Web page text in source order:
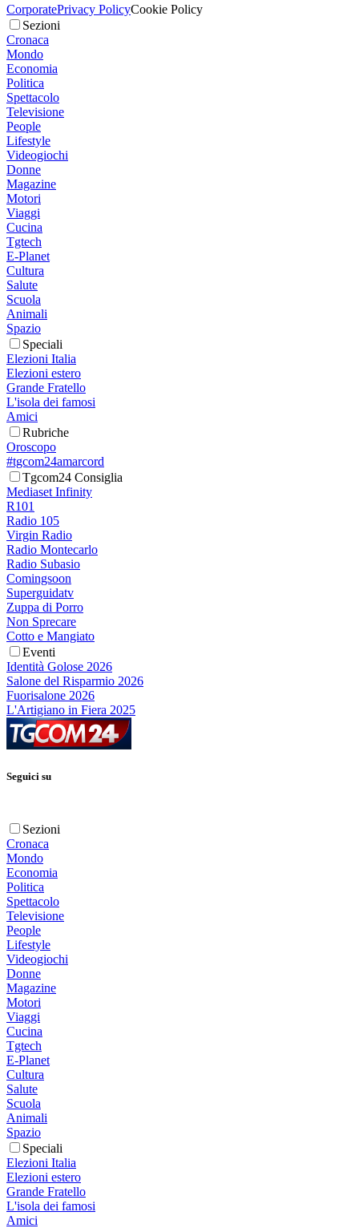
CorporatePrivacy PolicyCookie Policy
Sezioni
Cronaca
Mondo
Economia
Politica
Spettacolo
Televisione
People
Lifestyle
Videogiochi
Donne
Magazine
Motori
Viaggi
Cucina
Tgtech
E-Planet
Cultura
Salute
Scuola
Animali
Spazio
Speciali
Elezioni Italia
Elezioni estero
Grande Fratello
L'isola dei famosi
Amici
Rubriche
Oroscopo
#tgcom24amarcord
Tgcom24 Consiglia
Mediaset Infinity
R101
Radio 105
Virgin Radio
Radio Montecarlo
Radio Subasio
Comingsoon
Superguidatv
Zuppa di Porro
Non Sprecare
Cotto e Mangiato
Eventi
Identità Golose 2026
Salone del Risparmio 2026
Fuorisalone 2026
L'Artigiano in Fiera 2025
Seguici su
Sezioni
Cronaca
Mondo
Economia
Politica
Spettacolo
Televisione
People
Lifestyle
Videogiochi
Donne
Magazine
Motori
Viaggi
Cucina
Tgtech
E-Planet
Cultura
Salute
Scuola
Animali
Spazio
Speciali
Elezioni Italia
Elezioni estero
Grande Fratello
L'isola dei famosi
Amici